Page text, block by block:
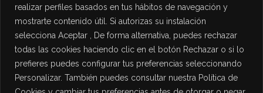
realizar perfiles basados en tus hábitos de navegación y
mostrarte contenido útil. Si autorizas su instalación
selecciona Aceptar , De forma alternativa, puedes rechazar
todas las cookies haciendo clic en el botón Rechazar o si lo
prefieres puedes configurar tus preferencias seleccionando
Personalizar. También puedes consultar nuestra Política de
Política de Privacidad
Política de Cookies
Aviso Legal